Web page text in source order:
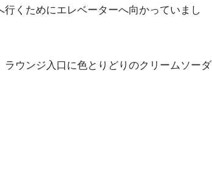
くためにエレベーターへ向かっていまし
ウンジ入口に色とりどりのクリームソーダ